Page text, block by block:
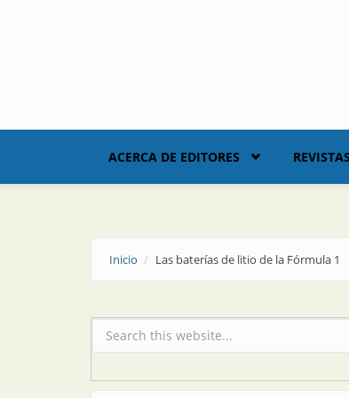
ACERCA DE EDITORES REVISTAS
Inicio Las baterías de litio de la Fórmula 1
Formulario de búsqueda